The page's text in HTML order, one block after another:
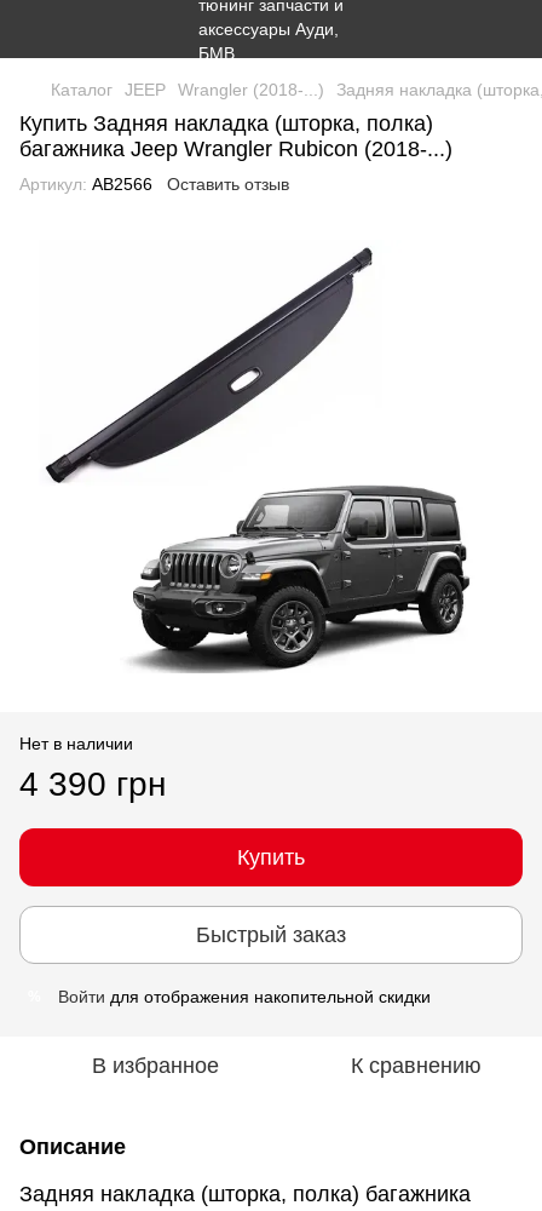
Каталог JEEP Wrangler (2018-...) Задняя накладка
Купить Задняя накладка (шторка, полка)
багажника Jeep Wrangler Rubicon (2018-...)
Артикул: AB2566 Оставить отзыв
Нет в наличии
4 390 грн
Купить
Быстрый заказ
Войти для отображения накопительной скидки
В избранное К сравнению
Описание
Задняя накладка (шторка, полка) багажника